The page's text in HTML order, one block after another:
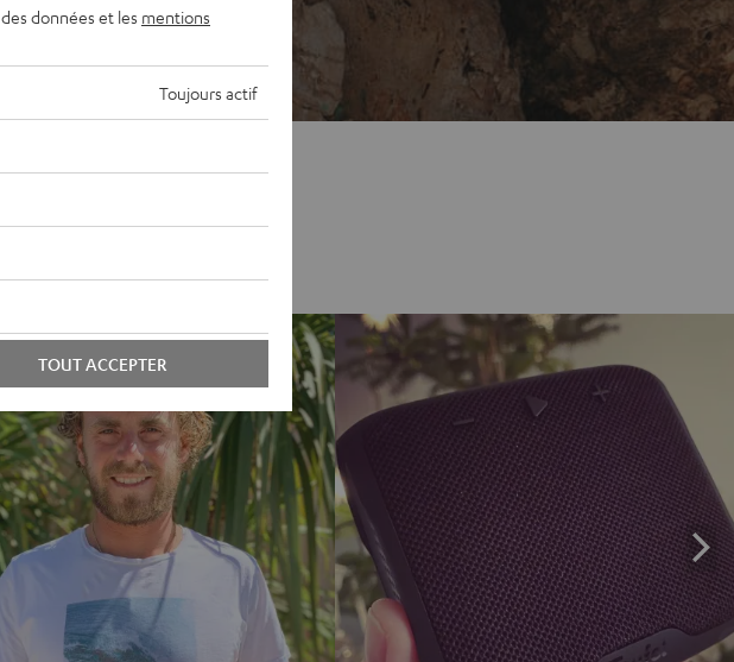
des données et les mentions
Toujours actif
TOUT ACCEPTER